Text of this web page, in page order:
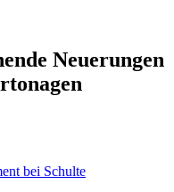
Neuerungen
bei Schulte